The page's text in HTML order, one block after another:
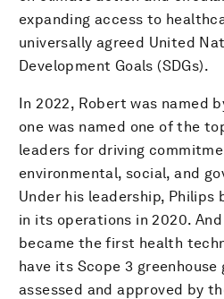
expanding access to
universally agreed United
Development Goals (SDGs).
In 2022, Robert was named
one was named one of the
leaders for driving
environmental, social, and
Under his leadership, Philips
in its operations in 2020.
became the first health
have its Scope 3
assessed and approved by